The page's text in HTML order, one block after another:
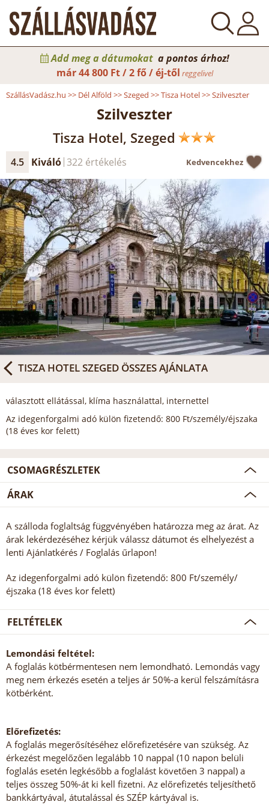
Add meg a dátumokat a pontos árhoz!
már44 800 Ft / 2 fő / éj-től reggelivel
SzállásVadász.hu >> Dél Alföld >>Szeged >>Tisza Hotel>>Szilveszter
Szilveszter
Tisza Hotel, Szeged
4.5 Kiváló 322 értékelés Kedvencekhez
TISZA HOTEL SZEGED ÖSSZES AJÁNLATA
választott ellátással, klíma használattal, internettel
Az idegenforgalmi adó külön fizetendő: 800 Ft/személy/éjszaka
(18 éves kor felett)
CSOMAGRÉSZLETEK
ÁRAK
A szálloda foglaltság függvényében határozza meg az árat. Az
árak lekérdezéséhez kérjük válassz dátumot és elhelyezést a
lenti Ajánlatkérés / Foglalás űrlapon!
Az idegenforgalmi adó külön fizetendő: 800 Ft/személy/
éjszaka (18 éves kor felett)
FELTÉTELEK
Lemondási feltétel:
A foglalás kötbérmentesen nem lemondható. Lemondás vagy
meg nem érkezés esetén a teljes ár 50%-a kerül felszámításra
kötbérként.
Előrefizetés:
A foglalás megerősítéséhez előrefizetésére van szükség. Az
érkezést megelőzően legalább 10 nappal (10 napon belüli
foglalás esetén legkésőbb a foglalást követően 3 nappal) a
teljes összeg 50%-át ki kell fizetni. Az előrefizetés teljesíthető
bankkártyával, átutalással és SZÉP kártyával is.